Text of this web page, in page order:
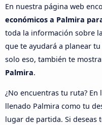
En nuestra página web
económicos a Palmira
toda la información sobre
que te ayudará a planear
solo eso, también te
Palmira.
¿No encuentras tu ruta?
llenado Palmira como tu
lugar de partida. Si deseas